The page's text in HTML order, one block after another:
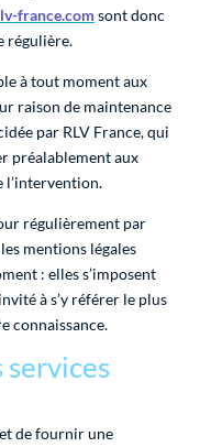
france.com sont donc
régulière.
à tout moment aux
raison de maintenance
par RLV France, qui
préalablement aux
l’intervention.
régulièrement par
mentions légales
: elles s’imposent
à s’y référer le plus
connaissance.
de fournir une